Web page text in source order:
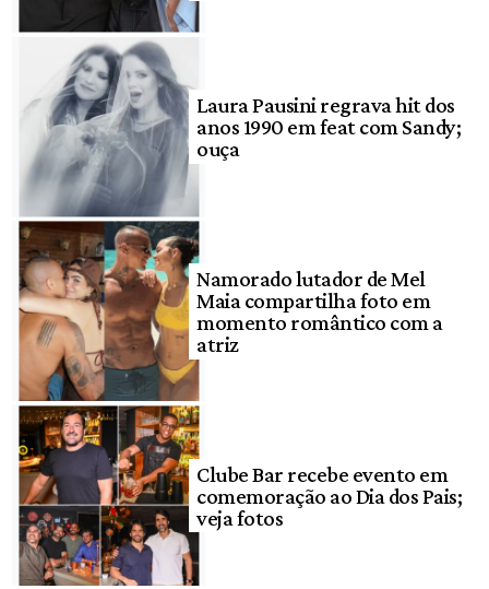
Laura Pausini regrava hit dos
anos 1990 em feat com Sandy;
ouça
Namorado lutador de Mel
Maia compartilha foto em
momento romântico com a
atriz
Clube Bar recebe evento em
comemoração ao Dia dos Pais;
veja fotos